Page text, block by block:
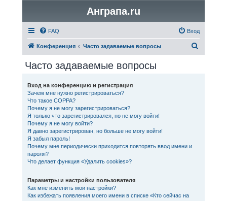
Анграпа.ru
FAQ Вход
Конференция Часто задаваемые вопросы
Часто задаваемые вопросы
Вход на конференцию и регистрация
Зачем мне нужно регистрироваться?
Что такое COPPA?
Почему я не могу зарегистрироваться?
Я только что зарегистрировался, но не могу войти!
Почему я не могу войти?
Я давно зарегистрирован, но больше не могу войти!
Я забыл пароль!
Почему мне периодически приходится повторять ввод имени и
пароля?
Что делает функция «Удалить cookies»?
Параметры и настройки пользователя
Как мне изменить мои настройки?
Как избежать появления моего имени в списке «Кто сейчас на